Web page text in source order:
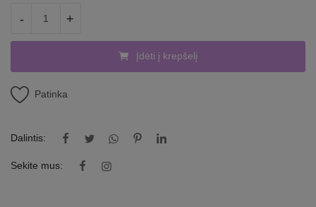
- +
Įdėti į krepšelį
Patinka
Dalintis:
Sekite mus: